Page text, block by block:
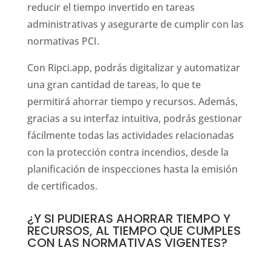
reducir el tiempo invertido en tareas
administrativas y asegurarte de cumplir con las
normativas PCI.
Con Ripci.app, podrás digitalizar y automatizar
una gran cantidad de tareas, lo que te
permitirá ahorrar tiempo y recursos. Además,
gracias a su interfaz intuitiva, podrás gestionar
fácilmente todas las actividades relacionadas
con la protección contra incendios, desde la
planificación de inspecciones hasta la emisión
de certificados.
¿Y SI PUDIERAS AHORRAR TIEMPO Y
RECURSOS, AL TIEMPO QUE CUMPLES
CON LAS NORMATIVAS VIGENTES?